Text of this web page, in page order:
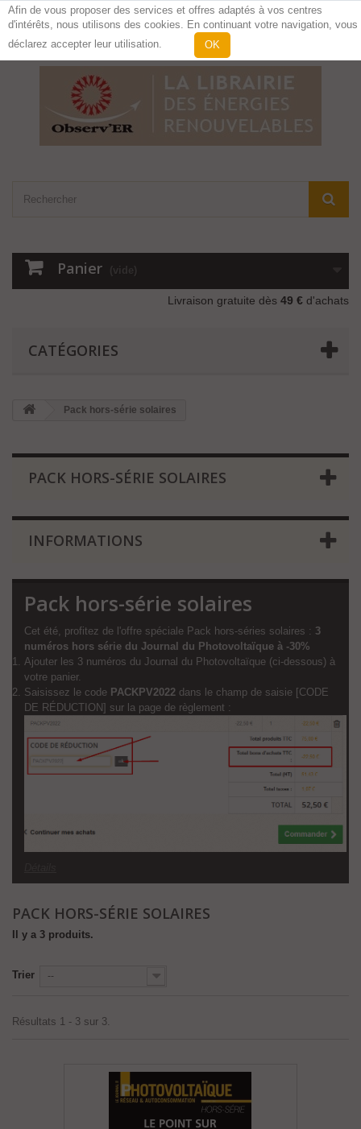
Contactez-nous
Panier (vide)
Livraison gratuite dès 49 € d'achats
CATÉGORIES
Pack hors-série solaires
PACK HORS-SÉRIE SOLAIRES
INFORMATIONS
Pack hors-série solaires
Cet été, profitez de l'offre spéciale Pack hors-séries solaires : 3
numéros hors série du Journal du Photovoltaïque à -30%
Ajouter les 3 numéros du Journal du Photovoltaïque (ci-dessous) à
votre panier.
Saisissez le code PACKPV2022 dans le champ de saisie [CODE
DE RÉDUCTION] sur la page de règlement :
PACK HORS-SÉRIE SOLAIRES
Il y a 3 produits.
Trier --
Résultats 1 - 3 sur 3.
Afin de vous proposer des services et offres adaptés à vos centres
d'intérêts, nous utilisons des cookies. En continuant votre navigation, vous
déclarez accepter leur utilisation.
OK